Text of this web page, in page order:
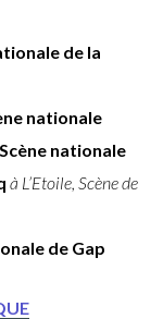
de la
nationale
nationale
à L’Etoile, Scène de
de Gap